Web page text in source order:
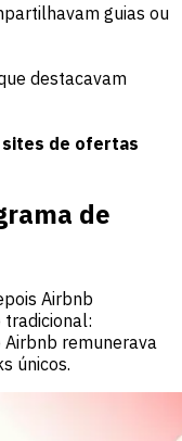
guias ou
destacavam
sites de ofertas
de
Airbnb
tradicional:
remunerava
únicos.